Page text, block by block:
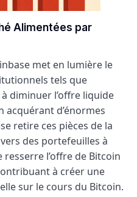
Alimentées par
met en lumière le
tels que
diminuer l’offre liquide
acquérant d’énormes
retire ces pièces de la
des portefeuilles à
l’offre de Bitcoin
à créer une
sur le cours du Bitcoin.